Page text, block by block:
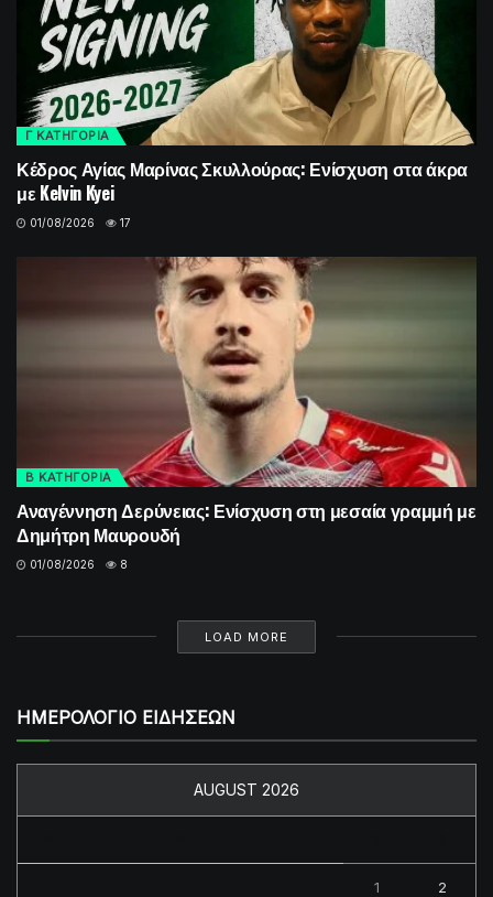
Γ ΚΑΤΗΓΟΡΙΑ
Κέδρος Αγίας Μαρίνας Σκυλλούρας: Ενίσχυση στα άκρα
με Kelvin Kyei
01/08/2026 17
Β ΚΑΤΗΓΟΡΙΑ
Αναγέννηση Δερύνειας: Ενίσχυση στη μεσαία γραμμή με
Δημήτρη Μαυρουδή
01/08/2026 8
LOAD MORE
ΗΜΕΡΟΛΟΓΙΟ ΕΙΔΗΣΕΩΝ
AUGUST 2026
1 2